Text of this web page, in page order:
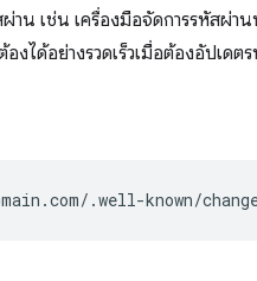
ผ่าน เช่น เครื่องมือจัดการรหัสผ่
ได้อย่างรวดเร็วเมื่อต้องอัปเดต